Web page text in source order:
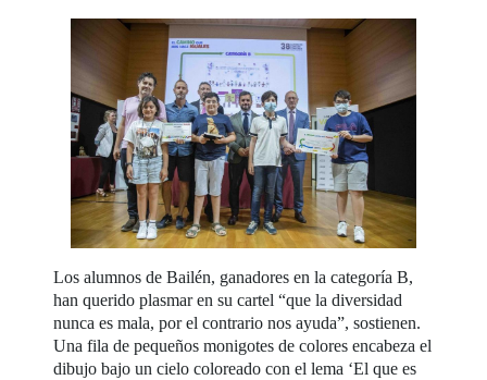
Los alumnos de Bailén, ganadores en la categoría B,
han querido plasmar en su cartel “que la diversidad
nunca es mala, por el contrario nos ayuda”, sostienen.
Una fila de pequeños monigotes de colores encabeza el
dibujo bajo un cielo coloreado con el lema ‘El que es